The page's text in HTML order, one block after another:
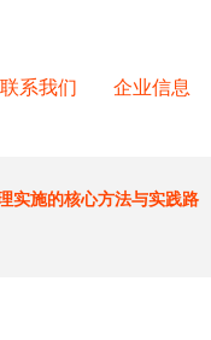
联系我们 企业信息
实施的核心方法与实践路